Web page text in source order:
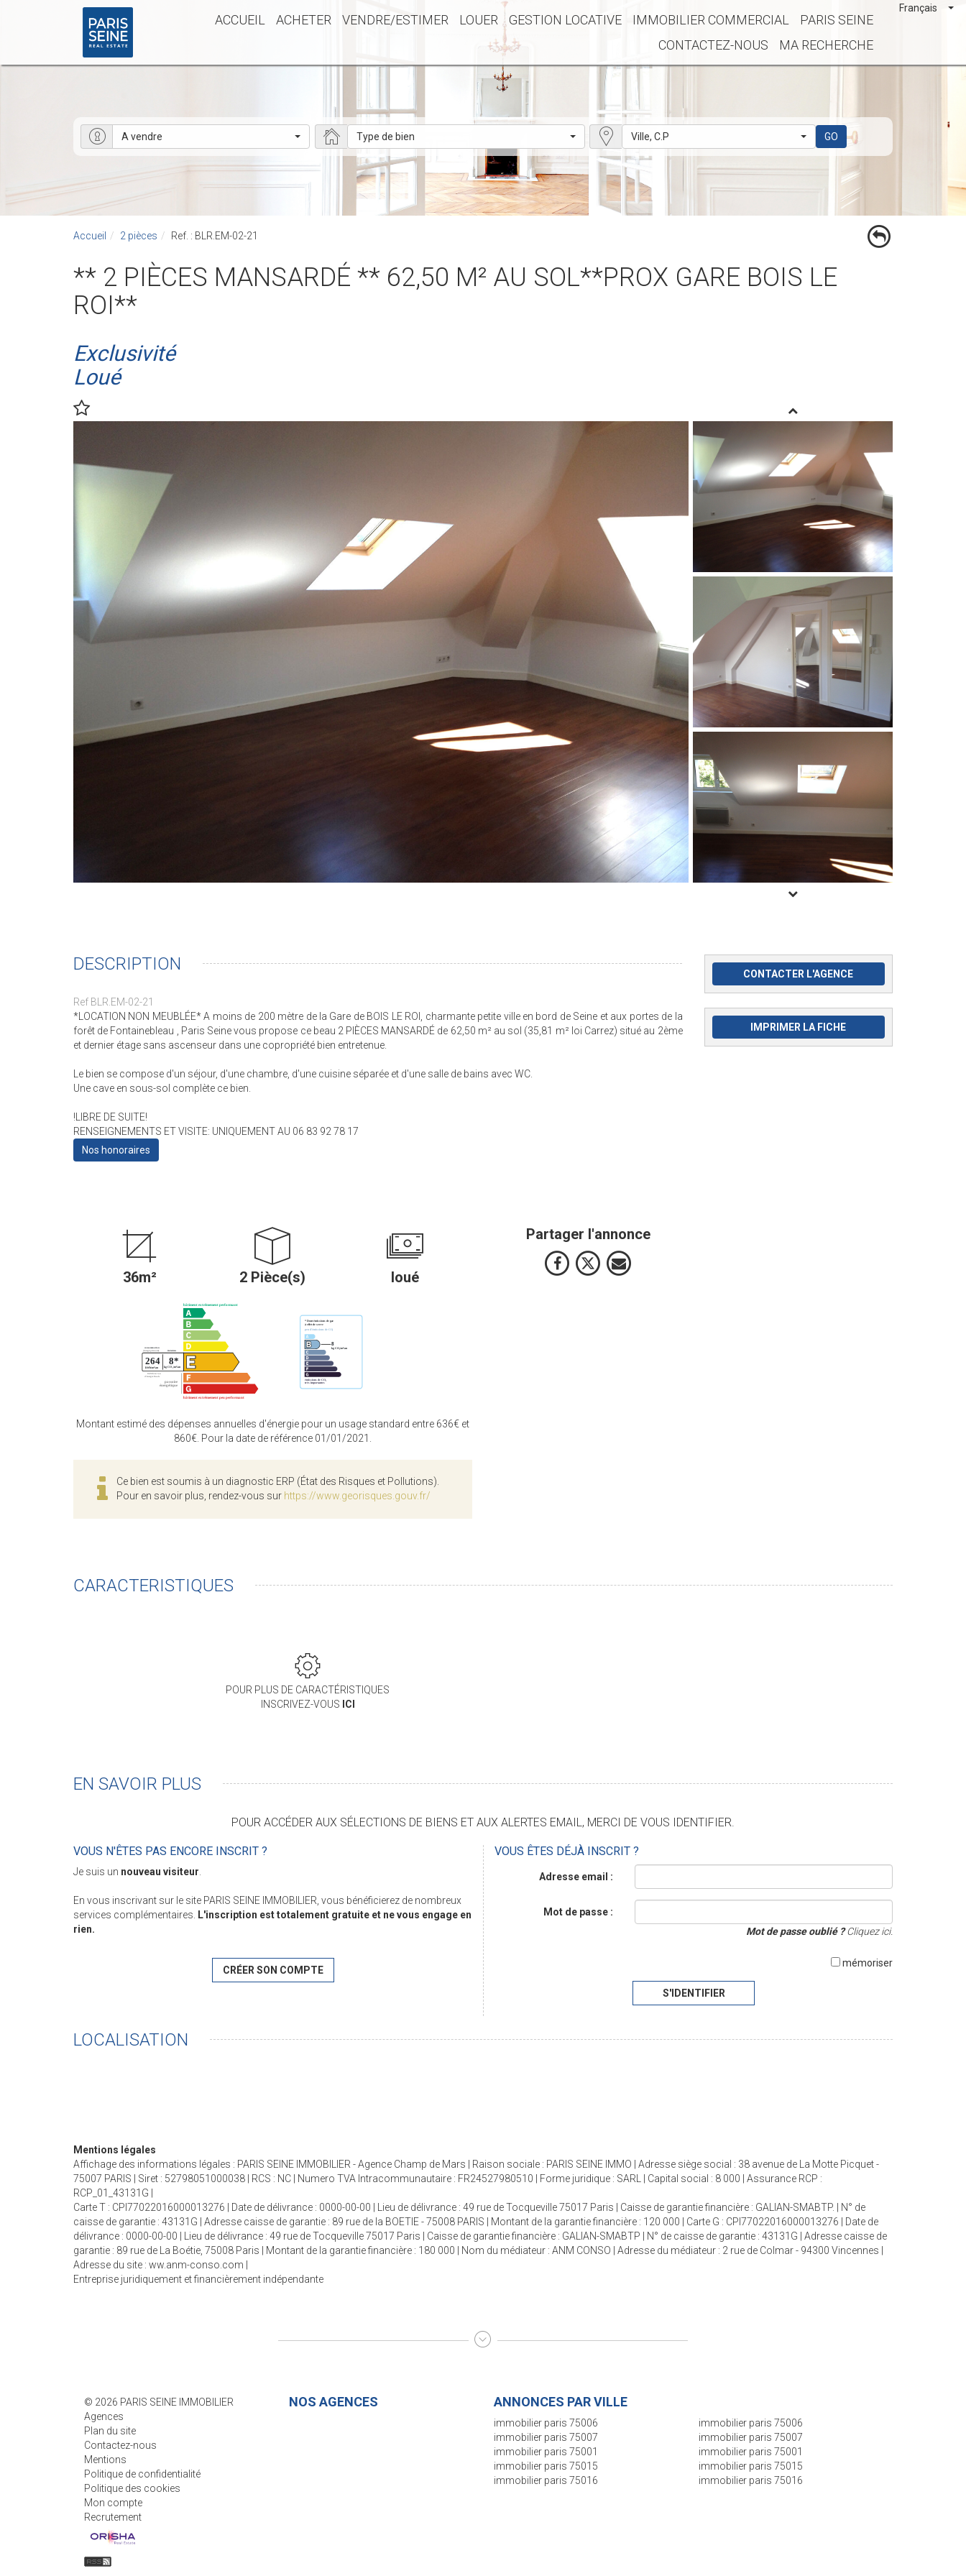
ACCUEIL ACHETER VENDRE/ESTIMER LOUER GESTION LOCATIVE IMMOBILIER COMMERCIAL
PARIS SEINE
CONTACTEZ-NOUS
MA RECHERCHE
Français
A vendre Type de bien Ville, C.P GO
Accueil 2 pièces Ref. : BLR.EM-02-21
** 2 PIÈCES MANSARDÉ ** 62,50 M² AU SOL**PROX GARE BOIS LE
ROI**
Exclusivité
Loué
DESCRIPTION
Ref BLR.EM-02-21
*LOCATION NON MEUBLÉE* A moins de 200 mètre de la Gare de BOIS LE ROI, charmante petite ville en bord de Seine et aux portes de la
forêt de Fontainebleau , Paris Seine vous propose ce beau 2 PIÈCES MANSARDÉ de 62,50 m² au sol (35,81 m² loi Carrez) situé au 2ème
et dernier étage sans ascenseur dans une copropriété bien entretenue.
Le bien se compose d'un séjour, d'une chambre, d'une cuisine séparée et d'une salle de bains avec WC.
Une cave en sous-sol complète ce bien.
!LIBRE DE SUITE!
RENSEIGNEMENTS ET VISITE: UNIQUEMENT AU 06 83 92 78 17
Nos honoraires
36m² 2 Pièce(s) loué
Montant estimé des dépenses annuelles d'énergie pour un usage standard entre 636€ et
860€. Pour la date de référence 01/01/2021.
Ce bien est soumis à un diagnostic ERP (État des Risques et Pollutions).
Pour en savoir plus, rendez-vous sur https://www.georisques.gouv.fr/
Partager l'annonce
CONTACTER L'AGENCE
IMPRIMER LA FICHE
CARACTERISTIQUES
POUR PLUS DE CARACTÉRISTIQUES
INSCRIVEZ-VOUS ICI
EN SAVOIR PLUS
POUR ACCÉDER AUX SÉLECTIONS DE BIENS ET AUX ALERTES EMAIL, MERCI DE VOUS IDENTIFIER.
VOUS N'ÊTES PAS ENCORE INSCRIT ?
Je suis un nouveau visiteur.
En vous inscrivant sur le site PARIS SEINE IMMOBILIER, vous bénéficierez de nombreux
services complémentaires. L'inscription est totalement gratuite et ne vous engage en
rien.
CRÉER SON COMPTE
VOUS ÊTES DÉJÀ INSCRIT ?
Adresse email :
Mot de passe :
Mot de passe oublié ?Cliquez ici.
mémoriser
S'IDENTIFIER
LOCALISATION
Mentions légales
Affichage des informations légales : PARIS SEINE IMMOBILIER - Agence Champ de Mars | Raison sociale : PARIS SEINE IMMO | Adresse siège social : 38 avenue de La Motte Picquet -
75007 PARIS | Siret : 52798051000038 | RCS : NC | Numero TVA Intracommunautaire : FR24527980510 | Forme juridique : SARL | Capital social : 8 000 | Assurance RCP :
RCP_01_43131G |
Carte T : CPI77022016000013276 | Date de délivrance : 0000-00-00 | Lieu de délivrance : 49 rue de Tocqueville 75017 Paris | Caisse de garantie financière : GALIAN-SMABTP. | N° de
caisse de garantie : 43131G | Adresse caisse de garantie : 89 rue de la BOETIE - 75008 PARIS | Montant de la garantie financière : 120 000 | Carte G : CPI77022016000013276 | Date de
délivrance : 0000-00-00 | Lieu de délivrance : 49 rue de Tocqueville 75017 Paris | Caisse de garantie financière : GALIAN-SMABTP | N° de caisse de garantie : 43131G | Adresse caisse de
garantie : 89 rue de La Boétie, 75008 Paris | Montant de la garantie financière : 180 000 | Nom du médiateur : ANM CONSO | Adresse du médiateur : 2 rue de Colmar - 94300 Vincennes |
Adresse du site : ww.anm-conso.com
Entreprise juridiquement et financièrement indépendante
© 2026 PARIS SEINE IMMOBILIER
Agences
Plan du site
Contactez-nous
Mentions
Politique de confidentialité
Politique des cookies
Mon compte
Recrutement
NOS AGENCES ANNONCES PAR VILLE
immobilier paris 75006
immobilier paris 75007
immobilier paris 75001
immobilier paris 75015
immobilier paris 75016
immobilier paris 75006
immobilier paris 75007
immobilier paris 75001
immobilier paris 75015
immobilier paris 75016